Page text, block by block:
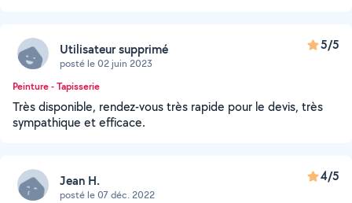
Utilisateur supprimé
posté le 02 juin 2023
5/5
Peinture - Tapisserie
Très disponible, rendez-vous très rapide pour le devis, très
sympathique et efficace.
Jean H.
posté le 07 déc. 2022
4/5